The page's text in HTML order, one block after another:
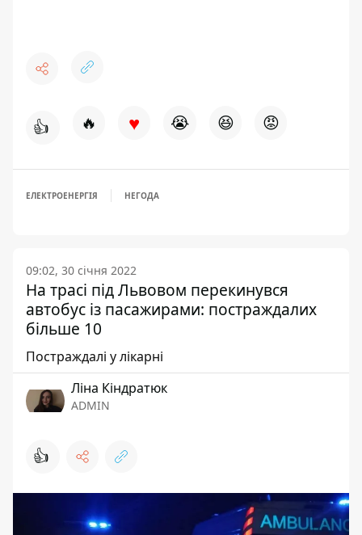
👍 🔥 ♥ 😭 😆 😡
ЕЛЕКТРОЕНЕРГІЯ НЕГОДА
09:02, 30 січня 2022
На трасі під Львовом перекинувся
автобус із пасажирами: постраждалих
більше 10
Постраждалі у лікарні
Ліна Кіндратюк
ADMIN
👍